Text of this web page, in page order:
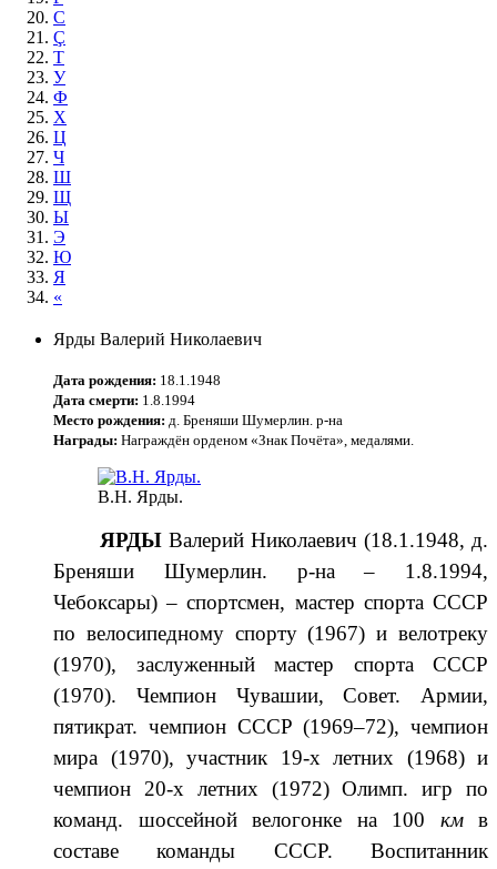
С
Ç
Т
У
Ф
Х
Ц
Ч
Ш
Щ
Ы
Э
Ю
Я
«
Ярды Валерий Николаевич
Дата рождения: 18.1.1948
Дата смерти: 1.8.1994
Место рождения: д. Бреняши Шумерлин. р-на
Награды: Награждён орденом «Знак Почёта», медалями.
В.Н. Ярды.
ЯРДЫ Валерий Николаевич (18.1.1948, д.
Бреняши Шумерлин. р-на – 1.8.1994,
Чебоксары) – спортсмен, мастер спорта СССР
по велосипедному спорту (1967) и велотреку
(1970), заслуженный мастер спорта СССР
(1970). Чемпион Чувашии, Совет. Армии,
пятикрат. чемпион СССР (1969–72), чемпион
мира (1970), участник 19-х летних (1968) и
чемпион 20-х летних (1972) Олимп. игр по
команд. шоссейной велогонке на 100 км в
составе команды СССР. Воспитанник